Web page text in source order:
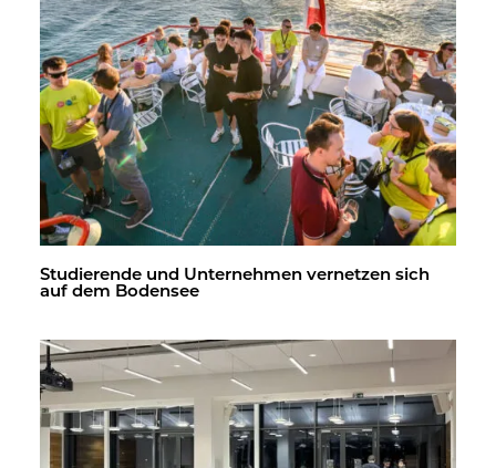
Stu­die­ren­de und Un­ter­neh­men ver­net­zen sich
auf dem Bo­den­see